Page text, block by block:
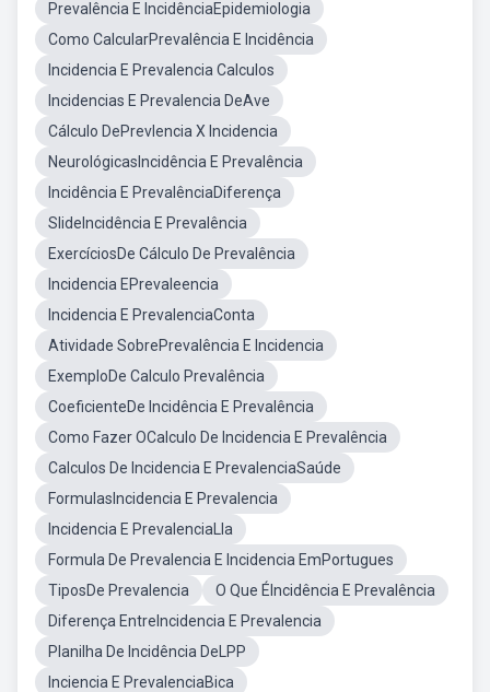
Prevalência E IncidênciaEpidemiologia
Como CalcularPrevalência E Incidência
Incidencia E Prevalencia Calculos
Incidencias E Prevalencia DeAve
Cálculo DePrevlencia X Incidencia
NeurológicasIncidência E Prevalência
Incidência E PrevalênciaDiferença
SlideIncidência E Prevalência
ExercíciosDe Cálculo De Prevalência
Incidencia EPrevaleencia
Incidencia E PrevalenciaConta
Atividade SobrePrevalência E Incidencia
ExemploDe Calculo Prevalência
CoeficienteDe Incidência E Prevalência
Como Fazer OCalculo De Incidencia E Prevalência
Calculos De Incidencia E PrevalenciaSaúde
FormulasIncidencia E Prevalencia
Incidencia E PrevalenciaLla
Formula De Prevalencia E Incidencia EmPortugues
TiposDe Prevalencia
O Que ÉIncidência E Prevalência
Diferença EntreIncidencia E Prevalencia
Planilha De Incidência DeLPP
Inciencia E PrevalenciaBica